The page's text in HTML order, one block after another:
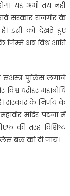
यह अभी तय नहीं
सरकार राजगीर के
है। इसी को देखते हुए
जिम्मे अब विश्व शांति
सशस्त्र पुलिस लगाने
धरोहर महाबोधि
सरकार के निर्णय के
मंदिर पटना में
की तरह विशिष्ट
बल को दी जाय।